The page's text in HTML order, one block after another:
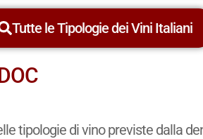
Tutte le Tipologie dei Vini Italiani
tipologie di vino previste dalla